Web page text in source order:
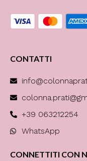
CONTATTI
+39 063212254
WhatsApp
CONNETTITI CON